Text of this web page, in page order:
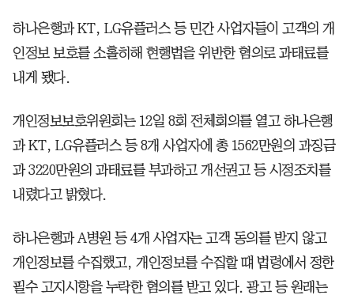
하나은행과 KT, LG유플러스 등 민간 사업자들이 고객의 개
인정보 보호를 소홀히해 현행법을 위반한 혐의로 과태료를
내게 됐다.
개인정보보호위원회는 12일 8회 전체회의를 열고 하나은행
과 KT, LG유플러스 등 8개 사업자에 총 1562만원의 과징금
과 3220만원의 과태료를 부과하고 개선권고 등 시정조치를
내렸다고 밝혔다.
하나은행과 A병원 등 4개 사업자는 고객 동의를 받지 않고
개인정보를 수집했고, 개인정보를 수집할 떄 법령에서 정한
필수 고지시항을 누락한 혐의를 받고 있다. 광고 등 원래는